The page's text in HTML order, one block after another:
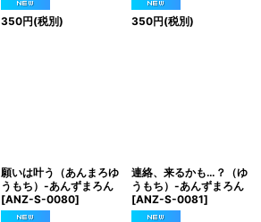
350円(税別) 350円(税別)
願いは叶う（あんまろゆ
うもち）-あんずまろん
[ANZ-S-0080]
連絡、来るかも…？（ゆ
うもち）-あんずまろん
[ANZ-S-0081]